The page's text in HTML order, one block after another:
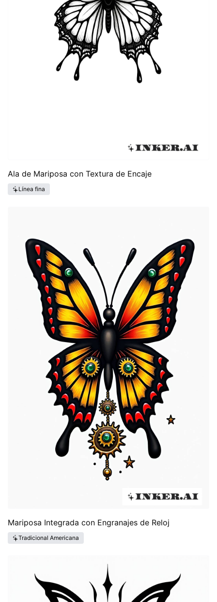
Ala de Mariposa con Textura de Encaje
Línea fina
Mariposa Integrada con Engranajes de Reloj
Tradicional Americana